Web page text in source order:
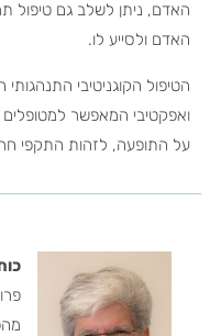
האדם, ניתן לשלב גם טיפול
האדם ולסייע לו.
הטיפול הקוגניטיבי
ואפקטיבי המאפשר
על התופעה, לזהות התקפי